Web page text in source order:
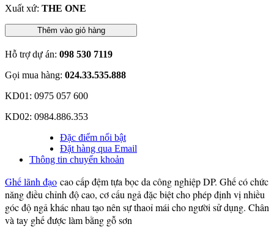
Xuất xứ: THE ONE
Thêm vào giỏ hàng
Hỗ trợ dự án: 098 530 7119
Gọi mua hàng: 024.33.535.888
KD01: 0975 057 600
KD02: 0984.886.353
Đặc điểm nổi bật
Đặt hàng qua Email
Thông tin chuyển khoản
Ghế lãnh đạo cao cấp đệm tựa bọc da công nghiệp DP. Ghế có chức
năng điều chỉnh độ cao, cơ cấu ngả đặc biệt cho phép định vị nhiều
góc độ ngả khác nhau tạo nên sự thaoỉ mái cho người sử dụng. Chân
và tay ghế được làm bằng gỗ sơn